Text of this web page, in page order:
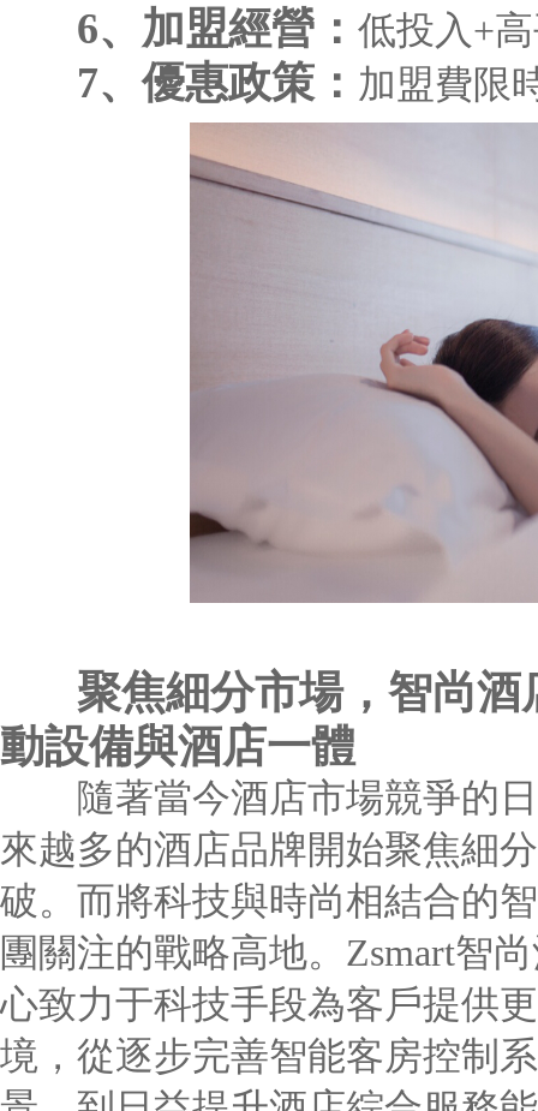
6、加盟經營： 低投入+
7、優惠政策： 加盟費限
聚焦細分市場，智尚
動設備與酒店一體
隨著當今酒店市場競爭的日
來越多的酒店品牌開始聚焦細
破。而將科技與時尚相結合
團關注的戰略高地。Zsmart智
心致力于科技手段為客戶提供
境，從逐步完善智能客房控制